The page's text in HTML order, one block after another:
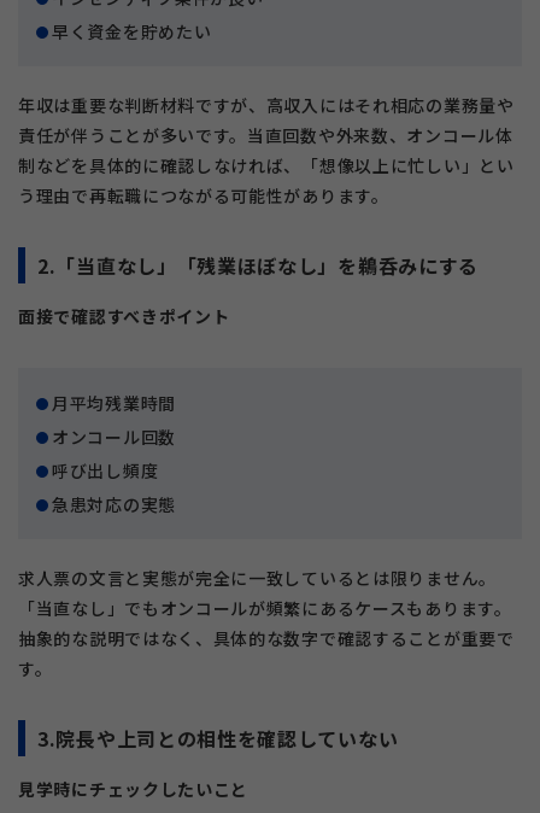
早く資金を貯めたい
年収は重要な判断材料ですが、高収入にはそれ相応の業務量や
責任が伴うことが多いです。当直回数や外来数、オンコール体
制などを具体的に確認しなければ、「想像以上に忙しい」とい
う理由で再転職につながる可能性があります。
2.「当直なし」「残業ほぼなし」を鵜呑みにする
面接で確認すべきポイント
月平均残業時間
オンコール回数
呼び出し頻度
急患対応の実態
求人票の文言と実態が完全に一致しているとは限りません。
「当直なし」でもオンコールが頻繁にあるケースもあります。
抽象的な説明ではなく、具体的な数字で確認することが重要で
す。
3.院長や上司との相性を確認していない
見学時にチェックしたいこと